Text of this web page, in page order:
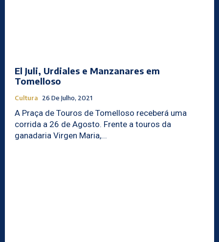
El Juli, Urdiales e Manzanares em
Tomelloso
Cultura 26 De Julho, 2021
A Praça de Touros de Tomelloso receberá uma
corrida a 26 de Agosto. Frente a touros da
ganadaria Virgen Maria,...